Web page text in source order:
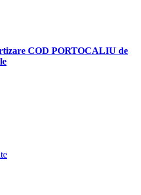
COD PORTOCALIU de